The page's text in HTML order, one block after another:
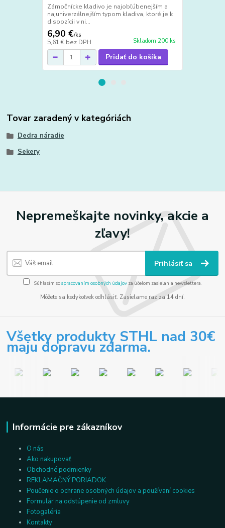
Zámočnícke kladivo je najobľúbenejším a
najuniverzálnejším typom kladiva, ktoré je k
dispozícii v ni...
6,90 €/ks
5,61 € bez DPH Skladom 200 ks
Pridať do košíka
Tovar zaradený v kategóriách
Dedra náradie
Sekery
Nepremeškajte novinky, akcie a
zľavy!
Prihlásiť sa
Súhlasím sospracovaním osobných údajov za účelom zasielania newslettera.
Môžete sa kedykoľvek odhlásiť. Zasielame raz za 14 dní.
Všetky produkty STHL nad 30€
maju dopravu zdarma.
Informácie pre zákazníkov
O nás
Ako nakupovať
Obchodné podmienky
REKLAMAČNÝ PORIADOK
Poučenie o ochrane osobných údajov a používaní cookies
Formulár na odstúpenie od zmluvy
Fotogaléria
Kontakty